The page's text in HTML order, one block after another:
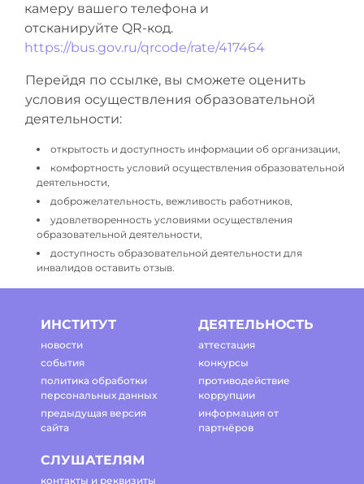
камеру вашего телефона и
отсканируйте QR-код.
https://bus.gov.ru/qrcode/rate/417464
Перейдя по ссылке, вы сможете оценить
условия осуществления образовательной
деятельности:
открытость и доступность информации об организации,
комфортность условий осуществления образовательной
деятельности,
доброжелательность, вежливость работников,
удовлетворенность условиями осуществления
образовательной деятельности,
доступность образовательной деятельности для
инвалидов оставить отзыв.
ИНСТИТУТ
новости
события
политика обработки
персональных данных
предыдущая версия
сайта
ДЕЯТЕЛЬНОСТЬ
аттестация
конкурсы
противодействие
коррупции
информация от
партнёров
СЛУШАТЕЛЯМ
контакты и реквизиты